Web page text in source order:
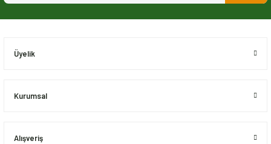
Üyelik
Kurumsal
Alışveriş